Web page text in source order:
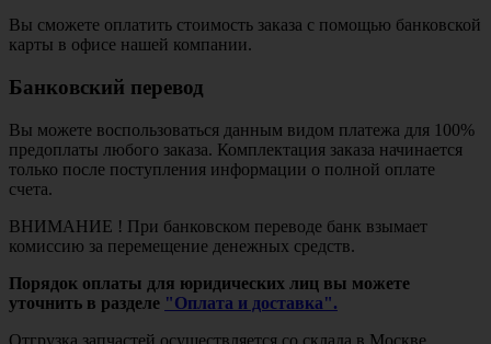
Вы сможете оплатить стоимость заказа с помощью банковской
карты в офисе нашей компании.
Банковский перевод
Вы можете воспользоваться данным видом платежа для 100%
предоплаты любого заказа. Комплектация заказа начинается
только после поступления информации о полной оплате
счета.
ВНИМАНИЕ ! При банковском переводе банк взымает
комиссию за перемещение денежных средств.
Порядок оплаты для юридических лиц вы можете
уточнить в разделе "Оплата и доставка".
Отгрузка запчастей осуществляется со склада в Москве.